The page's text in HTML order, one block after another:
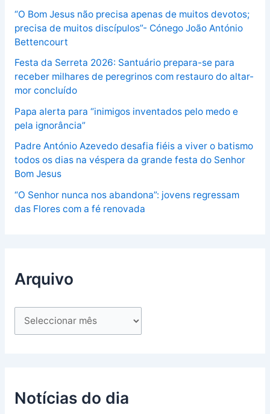
“O Bom Jesus não precisa apenas de muitos devotos;
precisa de muitos discípulos”- Cónego João António
Bettencourt
Festa da Serreta 2026: Santuário prepara-se para
receber milhares de peregrinos com restauro do altar-
mor concluído
Papa alerta para “inimigos inventados pelo medo e
pela ignorância”
Padre António Azevedo desafia fiéis a viver o batismo
todos os dias na véspera da grande festa do Senhor
Bom Jesus
“O Senhor nunca nos abandona”: jovens regressam
das Flores com a fé renovada
Arquivo
Notícias do dia